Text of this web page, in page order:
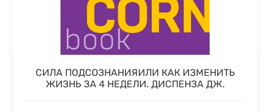
СИЛА ПОДСОЗНАНИЯИЛИ КАК ИЗМЕНИТЬ
ЖИЗНЬ ЗА 4 НЕДЕЛИ. ДИСПЕНЗА ДЖ.